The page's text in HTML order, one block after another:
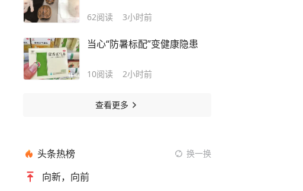
62阅读 3小时前
当心“防暑标配”变健康隐患
10阅读 2小时前
查看更多
头条热榜 换一换
向新，向前